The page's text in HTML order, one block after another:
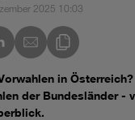
2025 10:03
in
der Bundesländer -